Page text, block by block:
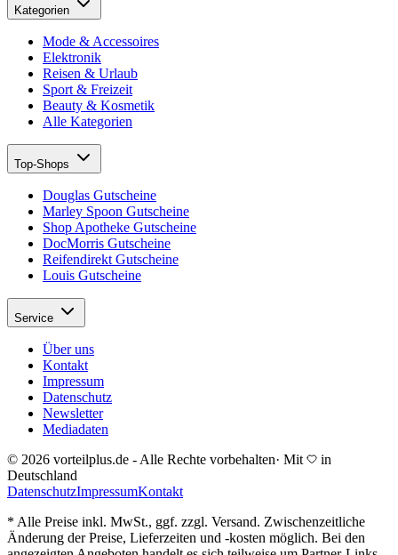
Kategorien
Mode & Accessoires
Elektronik
Reisen & Urlaub
Sport & Freizeit
Beauty & Kosmetik
Alle Kategorien
Top-Shops
Douglas Gutscheine
Marley Spoon Gutscheine
Shop Apotheke Gutscheine
DocMorris Gutscheine
Reifendirekt Gutscheine
Louis Gutscheine
Service
Über uns
Kontakt
Impressum
Datenschutz
Newsletter
Mediadaten
© 2026 vorteilplus.de - Alle Rechte vorbehalten· Mit
in
Deutschland
DatenschutzImpressumKontakt
* Alle Preise inkl. MwSt., ggf. zzgl. Versand. Zwischenzeitliche
Änderung der Preise, Lieferzeiten und -kosten möglich. Bei den